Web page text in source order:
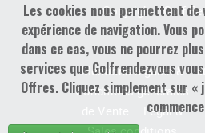
Copyright : Golf
Mentions légales &
Conditions générales
de Vente – Legal &
Les cookies nous permettent
expérience de navigation. Vous
dans ce cas, vous ne pourrez
services que Golfrendezvous
Offres. Cliquez simplement sur «